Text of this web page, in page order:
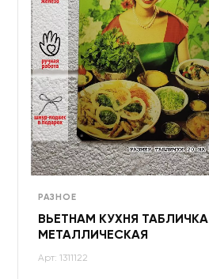
РАЗНОЕ
ВЬЕТНАМ КУХНЯ ТАБЛИЧКА
МЕТАЛЛИЧЕСКАЯ
Арт: 1311122